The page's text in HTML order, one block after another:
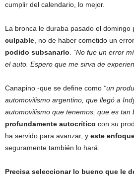
cumplir del calendario, lo mejor.
La bronca le duraba pasado el domingo
culpable, no de haber cometido un
podido subsanarlo. “No fue un error
el auto. Espero que me sirva de
Canapino -que se define como “un
automovilismo argentino, que llegó a
automovilismo que tenemos, que es tan
profundamente autocrítico con su
ha servido para avanzar, y este
seguramente también lo hará.
Precisa seleccionar lo bueno que le